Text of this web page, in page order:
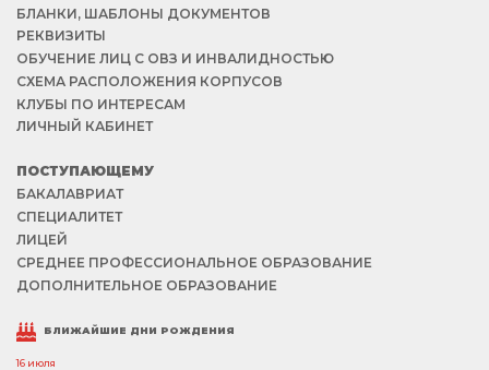
БЛАНКИ, ШАБЛОНЫ ДОКУМЕНТОВ
РЕКВИЗИТЫ
ОБУЧЕНИЕ ЛИЦ С ОВЗ И ИНВАЛИДНОСТЬЮ
СХЕМА РАСПОЛОЖЕНИЯ КОРПУСОВ
КЛУБЫ ПО ИНТЕРЕСАМ
ЛИЧНЫЙ КАБИНЕТ
ПОСТУПАЮЩЕМУ
БАКАЛАВРИАТ
СПЕЦИАЛИТЕТ
ЛИЦЕЙ
СРЕДНЕЕ ПРОФЕССИОНАЛЬНОЕ ОБРАЗОВАНИЕ
ДОПОЛНИТЕЛЬНОЕ ОБРАЗОВАНИЕ
БЛИЖАЙШИЕ ДНИ РОЖДЕНИЯ
16 июля